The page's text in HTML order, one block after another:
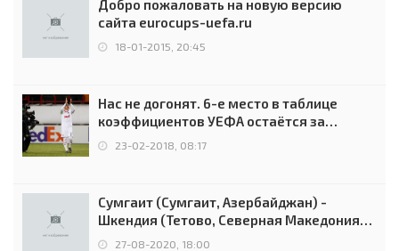
Добро пожаловать на новую версию
сайта eurocups-uefa.ru
18-01-2015, 20:45
Нас не догонят. 6-е место в таблице
коэффициентов УЕФА остаётся за
Россией
23-02-2018, 08:17
Сумгаит (Сумгаит, Азербайджан) -
Шкендия (Тетово, Северная Македония) -
0:2 (0:0)
27-08-2020, 18:00